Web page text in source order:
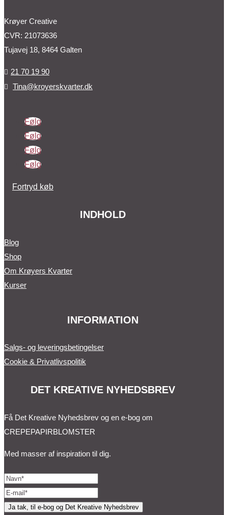
Krøyer Creative
CVR: 21073636
Tujavej 18, 8464 Galten
 21 70 19 90
 Tina@kroyerskvarter.dk
Følg
Følg
Følg
Følg
Fortryd køb
INDHOLD
Blog
Shop
Om Krøyers Kvarter
Kurser
INFORMATION
Salgs- og leveringsbetingelser
Cookie & Privatlivspolitik
DET KREATIVE NYHEDSBREV
Få Det Kreative Nyhedsbrev og en e-bog om
CREPEPAPIRBLOMSTER
Med masser af inspiration til dig.
Ja tak, til e-bog og Det Kreative Nyhedsbrev